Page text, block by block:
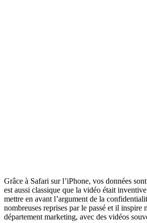
Grâce à Safari sur l’iPhone, vos données
est aussi classique que la vidéo était
mettre en avant l’argument de la
nombreuses reprises par le passé et il inspire
département marketing, avec des vidéos